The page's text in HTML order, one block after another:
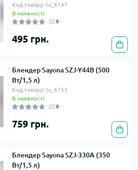
Код товару: tx_6147
В наявності
0
495 грн.
Блендер Sayona SZJ-Y44B (500
Вт/1,5 л)
Код товару: tx_6153
В наявності
0
759 грн.
Блендер Sayona SZJ-330A (350
Вт/1,5 л)